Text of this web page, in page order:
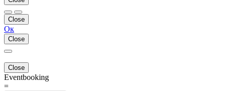
Close
Ок
Close
Close
Eventbooking
=